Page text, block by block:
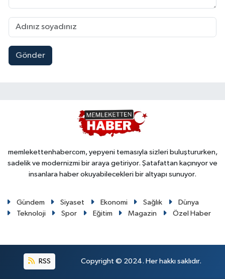
Gönder
memlekettenhabercom, yepyeni temasıyla sizleri buluştururken,
sadelik ve modernizmi bir araya getiriyor. Şatafattan kaçınıyor ve
insanlara haber okuyabilecekleri bir altyapı sunuyor.
Gündem Siyaset Ekonomi Sağlık
Dünya
Teknoloji
Spor Eğitim Magazin Özel Haber
RSS Copyright © 2024. Her hakkı saklıdır.